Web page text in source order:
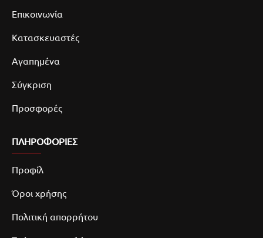
Επικοινωνία
Κατασκευαστές
Αγαπημένα
Σύγκριση
Προσφορές
ΠΛΗΡΟΦΟΡΙΕΣ
Προφίλ
Όροι χρήσης
Πολιτική απορρήτου